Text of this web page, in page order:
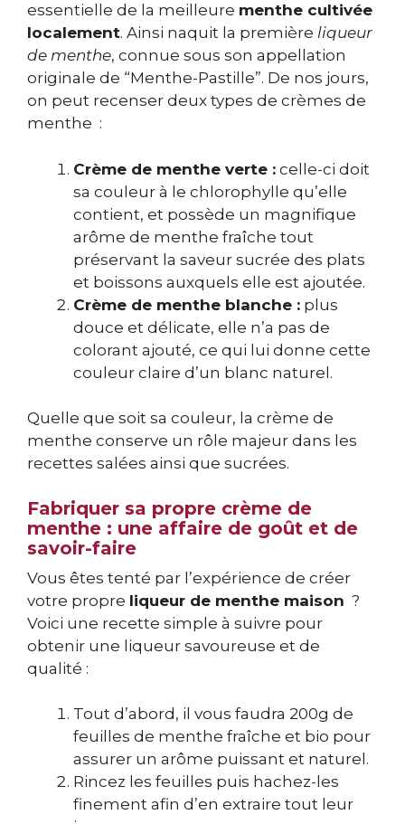
essentielle de la meilleure menthe cultivée
localement. Ainsi naquit la première liqueur
de menthe, connue sous son appellation
originale de “Menthe-Pastille”. De nos jours,
on peut recenser deux types de crèmes de
menthe :
Crème de menthe verte : celle-ci doit
sa couleur à le chlorophylle qu’elle
contient, et possède un magnifique
arôme de menthe fraîche tout
préservant la saveur sucrée des plats
et boissons auxquels elle est ajoutée.
Crème de menthe blanche : plus
douce et délicate, elle n’a pas de
colorant ajouté, ce qui lui donne cette
couleur claire d’un blanc naturel.
Quelle que soit sa couleur, la crème de
menthe conserve un rôle majeur dans les
recettes salées ainsi que sucrées.
Fabriquer sa propre crème de
menthe : une affaire de goût et de
savoir-faire
Vous êtes tenté par l’expérience de créer
votre propre liqueur de menthe maison ?
Voici une recette simple à suivre pour
obtenir une liqueur savoureuse et de
qualité :
Tout d’abord, il vous faudra 200g de
feuilles de menthe fraîche et bio pour
assurer un arôme puissant et naturel.
Rincez les feuilles puis hachez-les
finement afin d’en extraire tout leur